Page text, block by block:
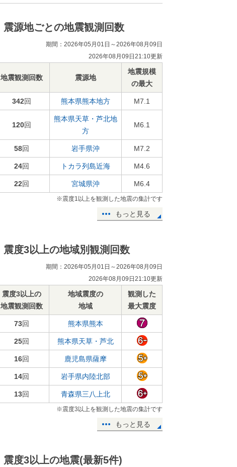
震源地ごとの地震観測回数
期間：2026年05月01日～2026年08月09日
2026年08月09日21:10更新
地震観測回数 震源地
地震規模
の最大
342回 熊本県熊本地方 M7.1
120回
熊本県天草・芦北地
方
M6.1
58回 岩手県沖 M7.2
24回 トカラ列島近海 M4.6
22回 宮城県沖 M6.4
※震度1以上を観測した地震の集計です
もっと見る
震度3以上の地域別観測回数
期間：2026年05月01日～2026年08月09日
2026年08月09日21:10更新
震度3以上の
地震観測回数
地域震度の
地域
観測した
最大震度
73回 熊本県熊本
25回 熊本県天草・芦北
16回 鹿児島県薩摩
14回 岩手県内陸北部
13回 青森県三八上北
※震度3以上を観測した地震の集計です
もっと見る
震度3以上の地震(最新5件)